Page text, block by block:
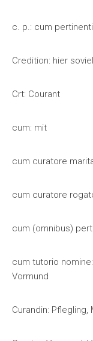
c. p.: cum
Credition: hier
Crt: Courant
cum: mit
cum curatore
cum curatore
cum (omnibus)
cum tutorio
Vormund
Curandin: Pflegling,